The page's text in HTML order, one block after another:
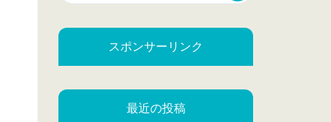
スポンサーリンク
最近の投稿